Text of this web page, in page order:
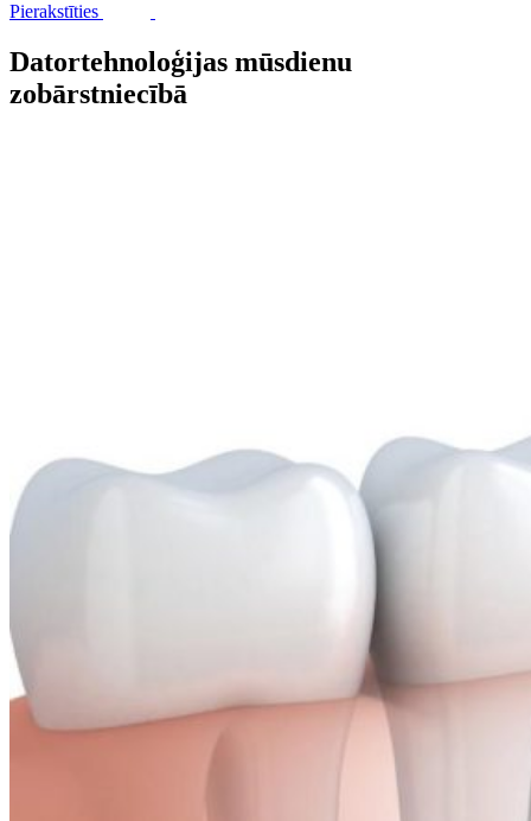
Pierakstīties
Datortehnoloģijas mūsdienu
zobārstniecībā